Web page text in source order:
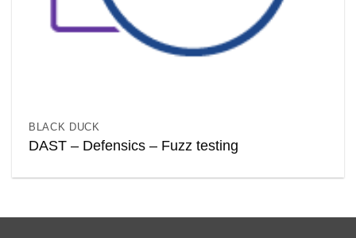
BLACK DUCK
DAST – Defensics – Fuzz testing